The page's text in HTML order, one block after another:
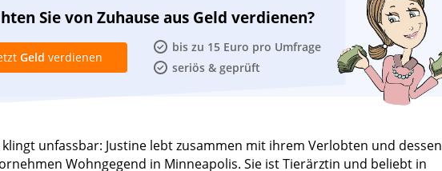
Sie von Zuhause aus Geld verdienen?
bis zu 15 Euro pro Umfrage
seriös & geprüft
Geld verdienen
klingt unfassbar: Justine lebt zusammen mit ihrem Verlobten und dessen
Wohngegend in Minneapolis. Sie ist Tierärztin und beliebt in